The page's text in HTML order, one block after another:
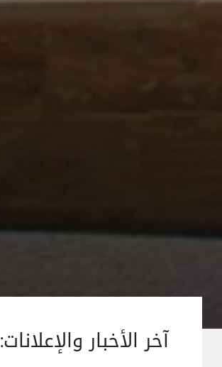
آخر الأخبار والإعلانات: